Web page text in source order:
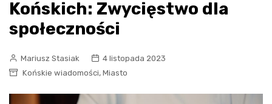
Końskich: Zwycięstwo dla
społeczności
Mariusz Stasiak
4 listopada 2023
Końskie wiadomości, Miasto